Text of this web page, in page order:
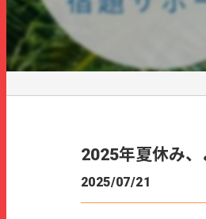
2025年夏休み
2025/07/21